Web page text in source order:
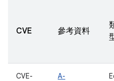
CVE 參考資料
CVE-
A-